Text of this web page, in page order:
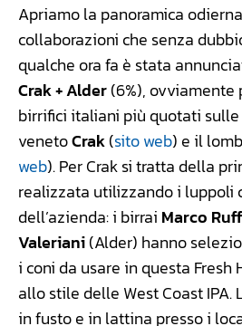
Apriamo la panoramica
collaborazioni che senza
qualche ora fa è stata
Crak + Alder(6%),
birrifici italiani più quotati
venetoCrak(sito web) e il
web). Per Crak si tratta della
realizzata utilizzando i luppoli
dell’azienda: i birrai Marco
Valeriani(Alder) hanno
i coni da usare in questa Fresh
allo stile delle West Coast IPA.
in fusto e in lattina presso i